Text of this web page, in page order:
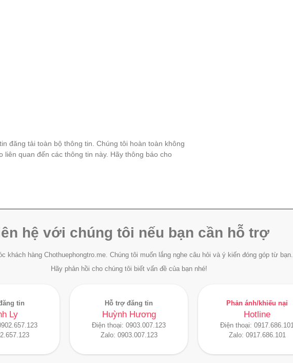
đăng tải toàn bộ thông tin. Chúng tôi hoàn toàn không
quan đến các thông tin này. Hãy thông báo cho
hệ với chúng tôi nếu bạn cần hỗ trợ
khách hàng Chothuephongtro.me. Chúng tôi muốn lắng nghe câu hỏi và ý kiến đóng góp từ bạn.
Hãy phản hồi cho chúng tôi biết vấn đề của bạn nhé!
tin
Ly
Hỗ trợ đăng tin
Huỳnh Hương
Điện thoại: 0903.007.123
Zalo: 0903.007.123
Phản ánh/khiếu nại
Hotline
Điện thoại: 0917.686.101
Zalo: 0917.686.101